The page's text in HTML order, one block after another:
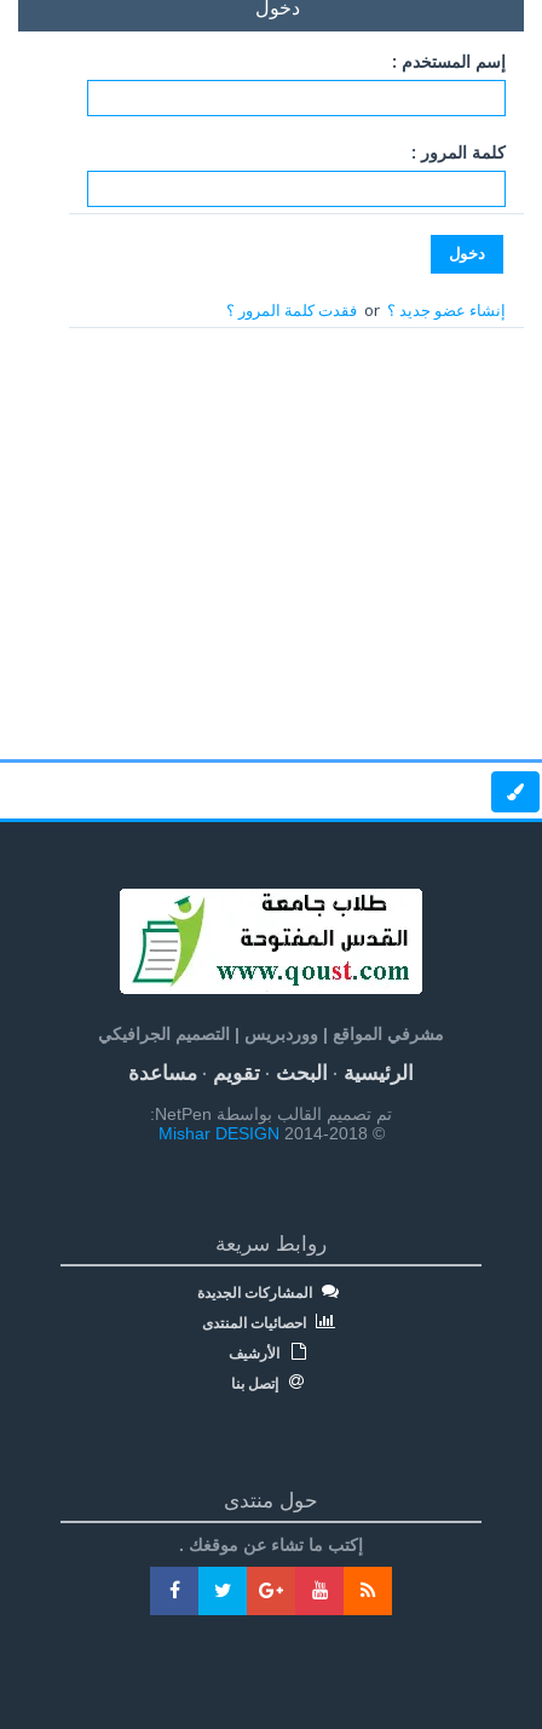
دخول
إسم المستخدم :
كلمة المرور :
إنشاء عضو جديد ؟or فقدت كلمة المرور ؟
مشرفي المواقع | ووردبريس | التصميم الجرافيكي
الرئيسية· البحث· تقويم· مساعدة
تم تصميم القالب بواسطة NetPen:
© 2014-2018
Mishar DESIGN
روابط سريعة
المشاركات الجديدة
احصائيات المنتدى
الأرشيف
إتصل بنا
حول منتدى
إكتب ما تشاء عن موقغك .